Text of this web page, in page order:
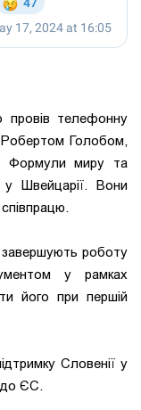
провів телефонну
Робертом Голобом,
Формули миру та
у Швейцарії. Вони
завершують роботу
у рамках
його при першій
Словенії у
до ЄС.